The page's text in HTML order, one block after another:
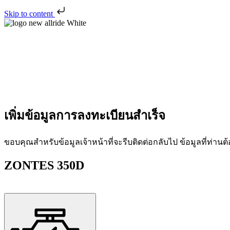
Skip to content
เพิ่มข้อมูลการลงทะเบียนสำเร็จ
ขอบคุณสำหรับข้อมูลเจ้าหน้าที่จะรีบติดต่อกลับไป ข้อมูลที่ท่านต้
ZONTES 350D